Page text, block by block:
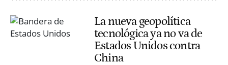
La nueva geopolítica
tecnológica ya no va de
Estados Unidos contra
China